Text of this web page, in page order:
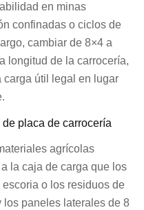
en minas
confinadas o ciclos de
cambiar de 8×4 a
longitud de la carrocería,
carga útil legal en lugar
placa de carrocería
agrícolas
la caja de carga que los
o los residuos de
paneles laterales de 8